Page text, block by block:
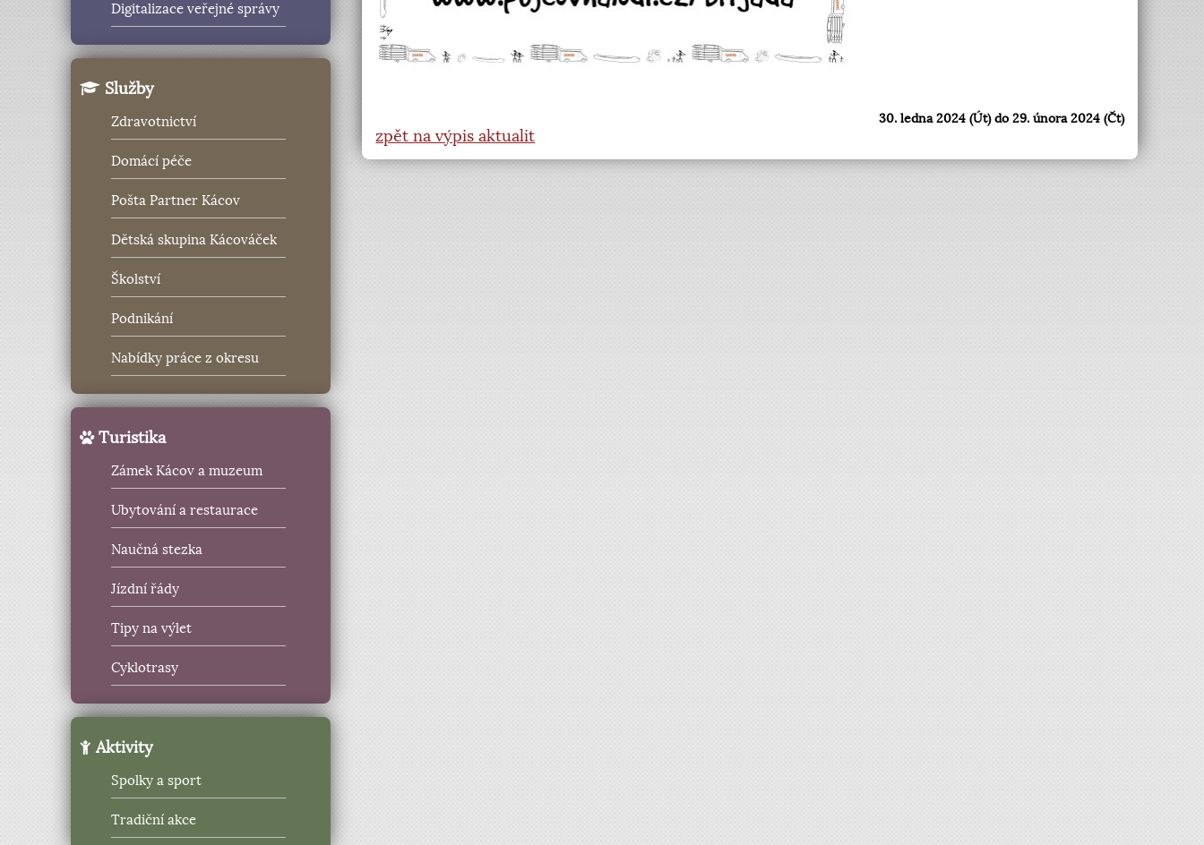
Digitalizace veřejné správy
Služby
Zdravotnictví
Domácí péče
Pošta Partner Kácov
Dětská skupina Kácováček
Školství
Podnikání
Nabídky práce z okresu
Turistika
Zámek Kácov a muzeum
Ubytování a restaurace
Naučná stezka
Jízdní řády
Tipy na výlet
Cyklotrasy
Aktivity
Spolky a sport
Tradiční akce
30. ledna 2024 (Út) do 29. února 2024 (Čt)
zpět na výpis aktualit